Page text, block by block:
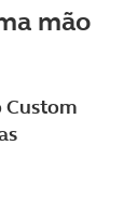
mão
Custom